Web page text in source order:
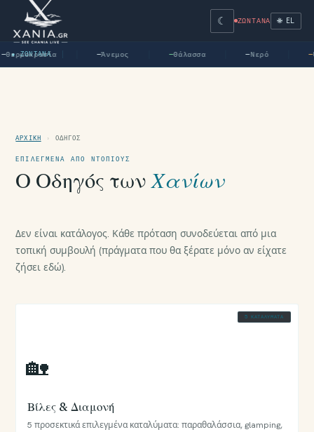
☾ ΖΩΝΤΑΝΆ 🌐 EL
● ΖΩΝΤΑΝΆ Άνεμος Θάλασσα Νερό
ΑΡΧΙΚΉ › ΟΔΗΓΌΣ
ΕΠΙΛΕΓΜΈΝΑ ΑΠΌ ΝΤΌΠΙΟΥΣ
Ο Οδηγός τωνΧανίων
Δεν είναι κατάλογος. Κάθε πρόταση συνοδεύεται από μια
τοπική συμβουλή (πράγματα που θα ξέρατε μόνο αν είχατε
ζήσει εδώ).
5 ΚΑΤΑΛΎΜΑΤΑ
🏡
Βίλες & Διαμονή
5 προσεκτικά επιλεγμένα καταλύματα: παραθαλάσσια, glamping,